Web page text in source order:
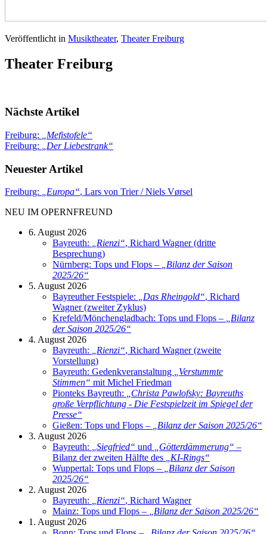
Veröffentlicht in Musiktheater, Theater Freiburg
Theater Freiburg
Nächste Artikel
Freiburg: Mefistofele“
Freiburg:
Der Liebestrank“
Neuester Artikel
Freiburg: Europa“, Lars von Trier / Niels Vørsel
NEU IM OPERNFREUND
6. August 2026
Bayreuth:
Rienzi“, Richard Wagner (dritte
Besprechung)
Nürnberg: Tops und Flops –
Bilanz der Saison
2025/26“
5. August 2026
Bayreuther Festspiele:
Das Rheingold“, Richard
Wagner (zweiter Zyklus)
Krefeld/Mönchengladbach: Tops und Flops –
Bilanz
der Saison 2025/26“
4. August 2026
Bayreuth:
Rienzi“, Richard Wagner (zweite
Vorstellung)
Bayreuth: Gedenkveranstaltung
Verstummte
Stimmen“ mit Michel Friedman
Pionteks Bayreuth:
Christa Pawlofsky: Bayreuths
große Verpflichtung - Die Festspielzeit im Spiegel der
Presse“
Gießen: Tops und Flops –
Bilanz der Saison 2025/26“
3. August 2026
Bayreuth:
„Siegfried“ und Götterdämmerung“ –
Bilanz der zweiten Hälfte des
KI-Rings“
Wuppertal: Tops und Flops –
Bilanz der Saison
2025/26“
2. August 2026
Bayreuth:
Rienzi“, Richard Wagner
Mainz: Tops und Flops –
Bilanz der Saison 2025/26“
1. August 2026